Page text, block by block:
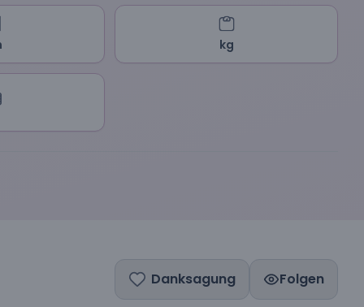
kg
Danksagung Folgen